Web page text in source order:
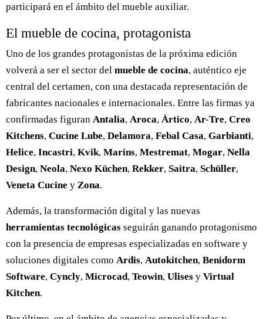
participará en el ámbito del mueble auxiliar.
El mueble de cocina, protagonista
Uno de los grandes protagonistas de la próxima edición
volverá a ser el sector del mueble de cocina, auténtico eje
central del certamen, con una destacada representación de
fabricantes nacionales e internacionales. Entre las firmas ya
confirmadas figuran Antalia, Aroca, Ártico, Ar-Tre, Creo
Kitchens, Cucine Lube, Delamora, Febal Casa, Garbianti,
Helice, Incastri, Kvik, Marins, Mestremat, Mogar, Nella
Design, Neola, Nexo Küchen, Rekker, Saitra, Schüller,
Veneta Cucine y Zona.
Además, la transformación digital y las nuevas
herramientas tecnológicas seguirán ganando protagonismo
con la presencia de empresas especializadas en software y
soluciones digitales como Ardis, Autokitchen, Benidorm
Software, Cyncly, Microcad, Teowin, Ulises y Virtual
Kitchen.